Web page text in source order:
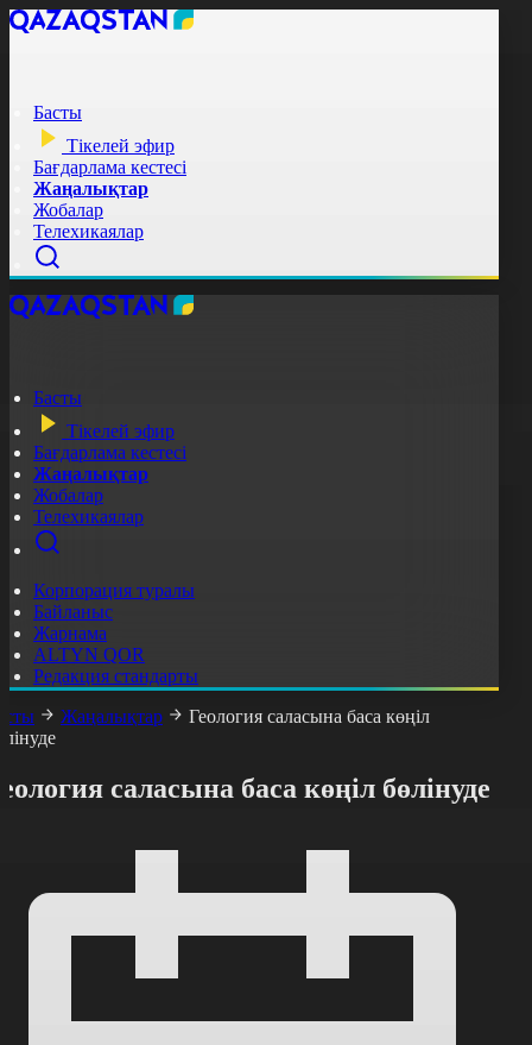
Басты
Тікелей эфир
Бағдарлама кестесі
Жаңалықтар
Жобалар
Телехикаялар
Басты
Тікелей эфир
Бағдарлама кестесі
Жаңалықтар
Жобалар
Телехикаялар
Корпорация туралы
Байланыс
Жарнама
ALTYN QOR
Редакция стандарты
Жаңалықтар
Геология саласына баса көңіл
саласына баса көңіл бөлінуде